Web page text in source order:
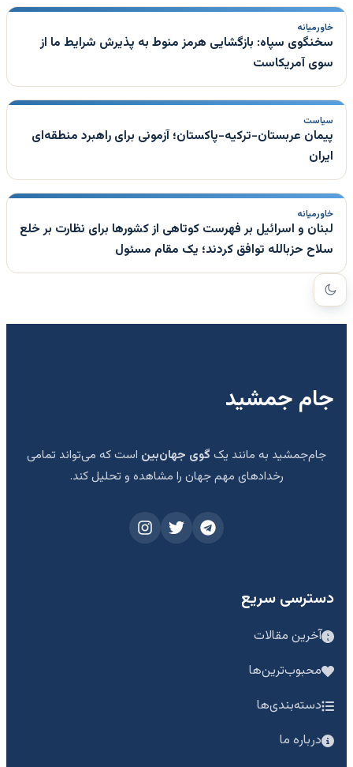
خاورمیانه
سخنگوی سپاه: بازگشایی هرمز منوط به پذیرش شرایط ما از
سوی آمریکاست
سیاست
پیمان عربستان-ترکیه-پاکستان؛ آزمونی برای راهبرد منطقه‌ای
ایران
خاورمیانه
لبنان و اسرائیل بر فهرست کوتاهی از کشورها برای نظارت بر خلع
سلاح حزبالله توافق کردند؛ یک مقام مسئول
جام جمشید
جام‌جمشید به مانند یک گوی جهان‌بین است که می‌تواند تمامی
رخدادهای مهم جهان را مشاهده و تحلیل کند.
دسترسی سریع
آخرین مقالات
محبوب‌ترین‌ها
دسته‌بندی‌ها
درباره ما